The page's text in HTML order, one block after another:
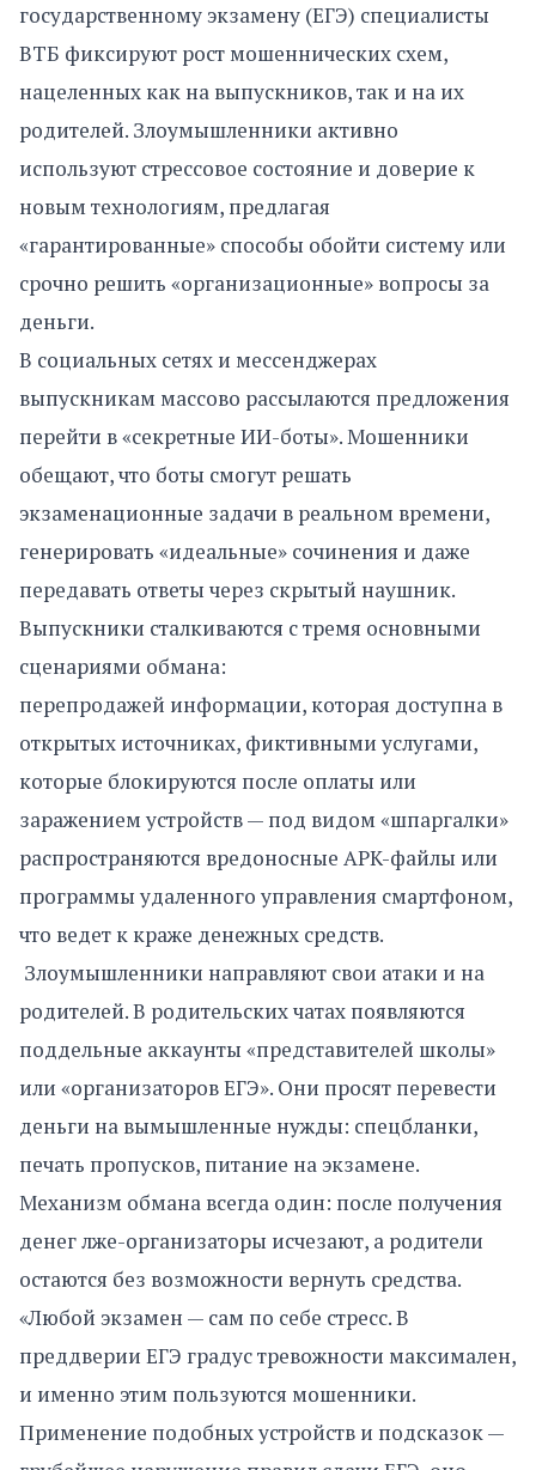
государственному экзамену (ЕГЭ) специалисты
ВТБ фиксируют рост мошеннических схем,
нацеленных как на выпускников, так и на их
родителей. Злоумышленники активно
используют стрессовое состояние и доверие к
новым технологиям, предлагая
«гарантированные» способы обойти систему или
срочно решить «организационные» вопросы за
деньги.
В социальных сетях и мессенджерах
выпускникам массово рассылаются предложения
перейти в «секретные ИИ-боты». Мошенники
обещают, что боты смогут решать
экзаменационные задачи в реальном времени,
генерировать «идеальные» сочинения и даже
передавать ответы через скрытый наушник.
Выпускники сталкиваются с тремя основными
сценариями обмана:
перепродажей информации, которая доступна в
открытых источниках, фиктивными услугами,
которые блокируются после оплаты или
заражением устройств — под видом «шпаргалки»
распространяются вредоносные APK-файлы или
программы удаленного управления смартфоном,
что ведет к краже денежных средств.
Злоумышленники направляют свои атаки и на
родителей. В родительских чатах появляются
поддельные аккаунты «представителей школы»
или «организаторов ЕГЭ». Они просят перевести
деньги на вымышленные нужды: спецбланки,
печать пропусков, питание на экзамене.
Механизм обмана всегда один: после получения
денег лже-организаторы исчезают, а родители
остаются без возможности вернуть средства.
«Любой экзамен — сам по себе стресс. В
преддверии ЕГЭ градус тревожности максимален,
и именно этим пользуются мошенники.
Применение подобных устройств и подсказок —